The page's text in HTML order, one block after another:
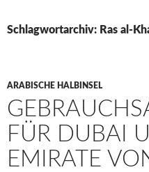
Schlagwortarchiv: Ras al-
ARABISCHE HALBINSEL
FÜR DUBAI
EMIRATE